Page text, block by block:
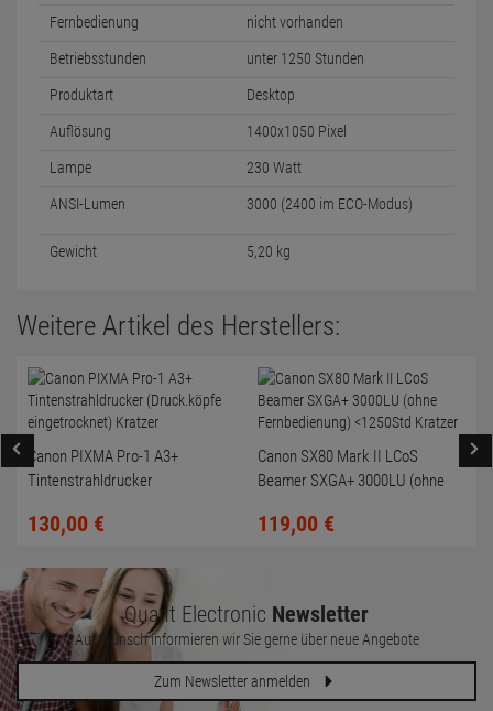
Fernbedienung nicht vorhanden
Betriebsstunden unter 1250 Stunden
Produktart Desktop
Auflösung 1400x1050 Pixel
Lampe 230 Watt
ANSI-Lumen 3000 (2400 im ECO-Modus)
Gewicht 5,20 kg
Weitere Artikel des Herstellers:
Canon PIXMA Pro-1 A3+
Tintenstrahldrucker
Kratzer
130,00 €
Canon SX80 Mark II LCoS
Beamer SXGA+ 3000LU (ohne
Kratzer
119,00 €
Quant Electronic Newsletter
Auf Wunsch informieren wir Sie gerne über neue Angebote
Zum Newsletter anmelden